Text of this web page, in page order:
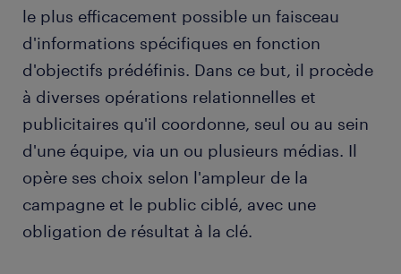
le plus efficacement possible un faisceau
d'informations spécifiques en fonction
d'objectifs prédéfinis. Dans ce but, il procède
à diverses opérations relationnelles et
publicitaires qu'il coordonne, seul ou au sein
d'une équipe, via un ou plusieurs médias. Il
opère ses choix selon l'ampleur de la
campagne et le public ciblé, avec une
obligation de résultat à la clé.